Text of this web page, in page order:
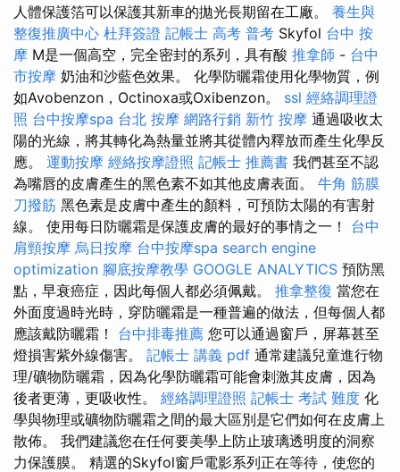
人體保護箔可以保護其新車的拋光長期留在工廠。 養生與
整復推廣中心 杜拜簽證 記帳士 高考 普考 Skyfol 台中 按
摩 M是一個高空，完全密封的系列，具有酸 推拿師 - 台中
市按摩 奶油和沙藍色效果。 化學防曬霜使用化學物質，例
如Avobenzon，Octinoxa或Oxibenzon。 ssl 經絡調理證
照 台中按摩spa 台北 按摩 網路行銷 新竹 按摩 通過吸收太
陽的光線，將其轉化為熱量並將其從體內釋放而產生化學反
應。 運動按摩 經絡按摩證照 記帳士 推薦書 我們甚至不認
為嘴唇的皮膚產生的黑色素不如其他皮膚表面。 牛角 筋膜
刀撥筋 黑色素是皮膚中產生的顏料，可預防太陽的有害射
線。 使用每日防曬霜是保護皮膚的最好的事情之一！ 台中
肩頸按摩 烏日按摩 台中按摩spa search engine
optimization 腳底按摩教學 GOOGLE ANALYTICS 預防黑
點，早衰癌症，因此每個人都必須佩戴。 推拿整復 當您在
外面度過時光時，穿防曬霜是一種普遍的做法，但每個人都
應該戴防曬霜！ 台中排毒推薦 您可以通過窗戶，屏幕甚至
燈損害紫外線傷害。 記帳士 講義 pdf 通常建議兒童進行物
理/礦物防曬霜，因為化學防曬霜可能會刺激其皮膚，因為
後者更薄，更吸收性。 經絡調理證照 記帳士 考試 難度 化
學與物理或礦物防曬霜之間的最大區別是它們如何在皮膚上
散佈。 我們建議您在任何要美學上防止玻璃透明度的洞察
力保護膜。 精選的Skyfol窗戶電影系列正在等待，使您的